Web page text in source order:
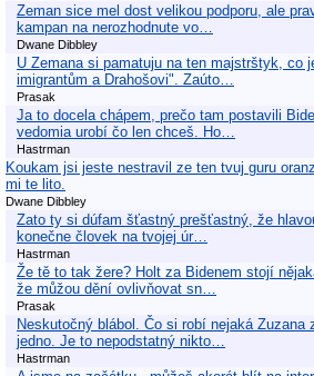
Zeman sice mel dost velikou podporu, ale
kampan na nerozhodnute vo…
Dwane Dibbley
U Zemana si pamatuju na ten majstrštyk, co
imigrantům a Drahošovi". Zaúto…
Prasak
Ja to docela chápem, prečo tam postavili
vedomia urobí čo len chceš. Ho…
Hastrman
Koukam jsi jeste nestravil ze ten tvuj guru
mi te lito.
Dwane Dibbley
Zato ty si dúfam šťastný prešťastný, že
konečne človek na tvojej úr…
Hastrman
Že tě to tak žere? Holt za Bidenem stojí
že můžou dění ovlivňovat sn…
Prasak
Neskutočný blábol. Čo si robí nejaká Zuzana
jedno. Je to nepodstatný nikto…
Hastrman